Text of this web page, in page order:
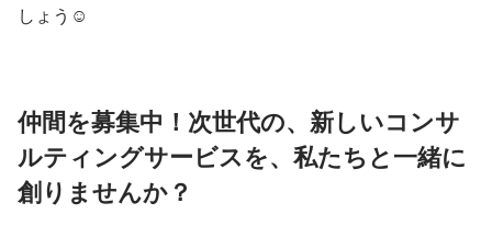
しょう☺
仲間を募集中！次世代の、新しいコンサ
ルティングサービスを、私たちと一緒に
創りませんか？